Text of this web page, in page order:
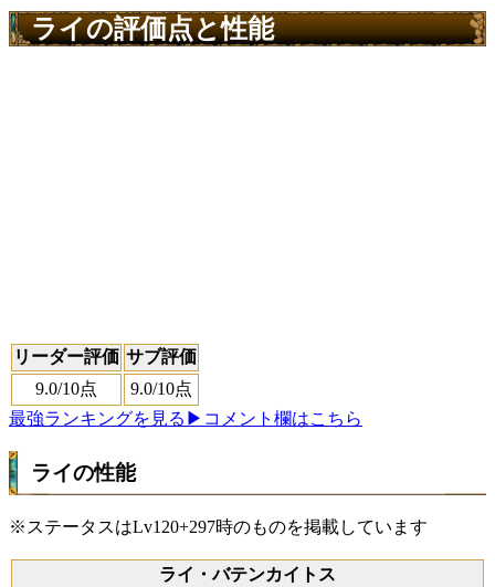
ライの評価点と性能
リーダー評価 サブ評価
9.0/10点 9.0/10点
最強ランキングを見る ▶コメント欄はこちら
ライの性能
※ステータスはLv120+297時のものを掲載しています
ライ・バテンカイトス